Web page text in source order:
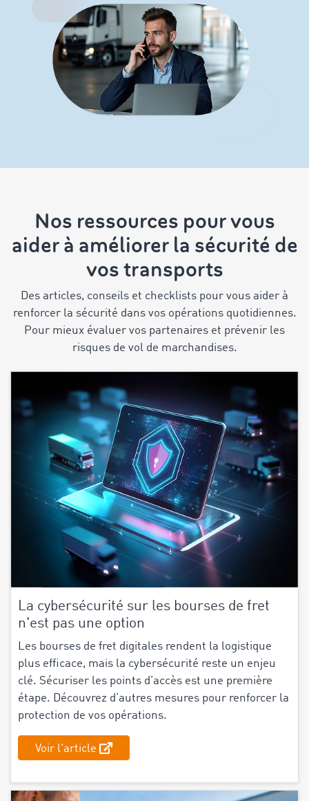
Nos ressources pour vous
aider à améliorer la sécurité de
vos transports
Des articles, conseils et checklists pour vous aider à
renforcer la sécurité dans vos opérations quotidiennes.
Pour mieux évaluer vos partenaires et prévenir les
risques de vol de marchandises.
La cybersécurité sur les bourses de fret
n'est pas une option
Les bourses de fret digitales rendent la logistique
plus efficace, mais la cybersécurité reste un enjeu
clé. Sécuriser les points d’accès est une première
étape. Découvrez d’autres mesures pour renforcer la
protection de vos opérations.
Voir l'article